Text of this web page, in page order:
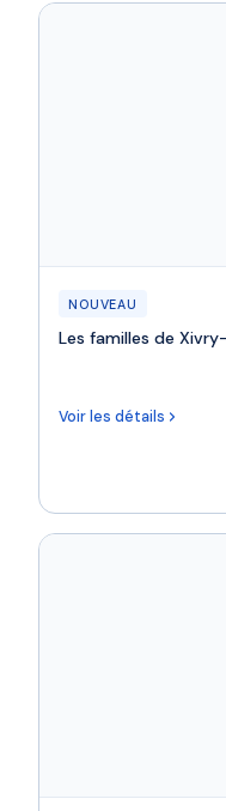
NOUVEAU
Les familles de
Voir les détails